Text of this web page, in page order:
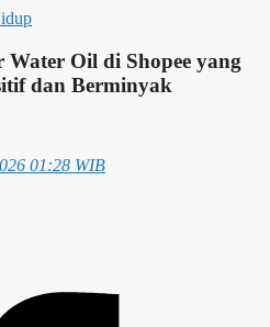
Water Oil di Shopee yang
dan Berminyak
01:28 WIB